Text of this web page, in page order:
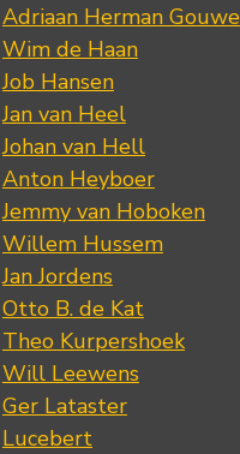
Adriaan Herman Gouwe
Wim de Haan
Job Hansen
Jan van Heel
Johan van Hell
Anton Heyboer
Jemmy van Hoboken
Willem Hussem
Jan Jordens
Otto B. de Kat
Theo Kurpershoek
Will Leewens
Ger Lataster
Lucebert